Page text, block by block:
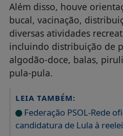
Além disso, houve
bucal, vacinação,
diversas atividades
incluindo distribuição de
algodão-doce, balas,
pula-pula.
LEIA TAMBÉM:
Federação PSOL-Rede
candidatura de Lula à